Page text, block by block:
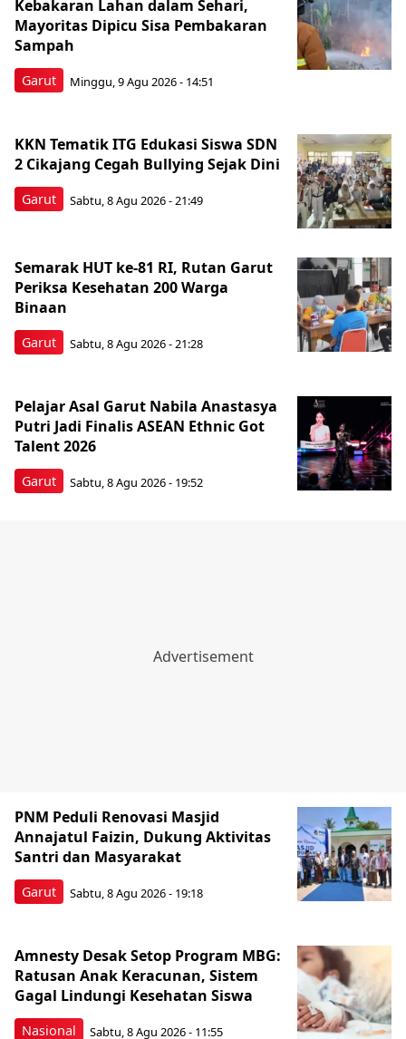
Garut
Kebakaran Lahan dalam Sehari,
Mayoritas Dipicu Sisa Pembakaran
Sampah
Minggu, 9 Agu 2026 - 14:51
Garut
KKN Tematik ITG Edukasi Siswa SDN
2 Cikajang Cegah Bullying Sejak Dini
Sabtu, 8 Agu 2026 - 21:49
Garut
Semarak HUT ke-81 RI, Rutan Garut
Periksa Kesehatan 200 Warga
Binaan
Sabtu, 8 Agu 2026 - 21:28
Garut
Pelajar Asal Garut Nabila Anastasya
Putri Jadi Finalis ASEAN Ethnic Got
Talent 2026
Sabtu, 8 Agu 2026 - 19:52
Garut
PNM Peduli Renovasi Masjid
Annajatul Faizin, Dukung Aktivitas
Santri dan Masyarakat
Sabtu, 8 Agu 2026 - 19:18
Nasional
Amnesty Desak Setop Program MBG:
Ratusan Anak Keracunan, Sistem
Gagal Lindungi Kesehatan Siswa
Sabtu, 8 Agu 2026 - 11:55